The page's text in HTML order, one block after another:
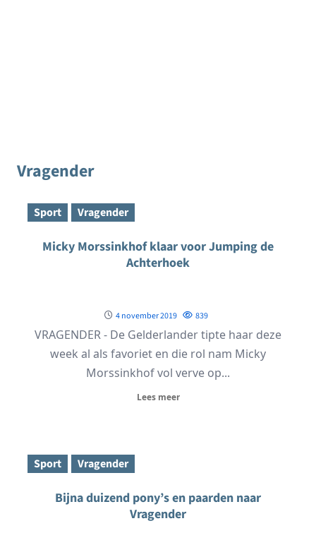
Vragender
Sport Vragender
Micky Morssinkhof klaar voor Jumping de
Achterhoek
4 november 2019 839
VRAGENDER - De Gelderlander tipte haar deze
week al als favoriet en die rol nam Micky
Morssinkhof vol verve op...
Lees meer
Sport Vragender
Bijna duizend pony’s en paarden naar
Vragender